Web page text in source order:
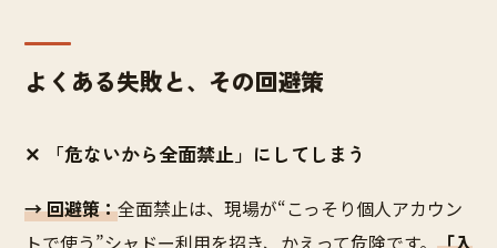
よくある失敗と、その回避策
✕ 「危ないから全面禁止」にしてしまう
→ 回避策：全面禁止は、現場が“こっそり個人アカウン
トで使う”シャドー利用を招き、かえって危険です。 「入